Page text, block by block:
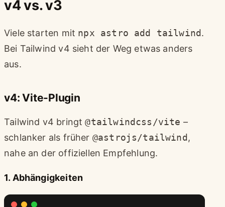
v4 vs. v3
Viele starten mit npx astro add tailwind.
Bei Tailwind v4 sieht der Weg etwas anders
aus.
v4: Vite-Plugin
Tailwind v4 bringt@tailwindcss/vite –
schlanker als früher @astrojs/tailwind ,
nahe an der offiziellen Empfehlung.
1. Abhängigkeiten